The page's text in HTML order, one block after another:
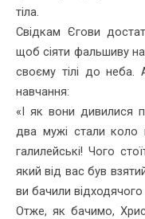
тіла.
Свідкам Єгови
щоб сіяти фальшиву
своєму тілі до неба.
навчання:
«І як вони дивилися
два мужі стали коло
галилейські! Чого
який від вас був
ви бачили
Отже, як бачимо,